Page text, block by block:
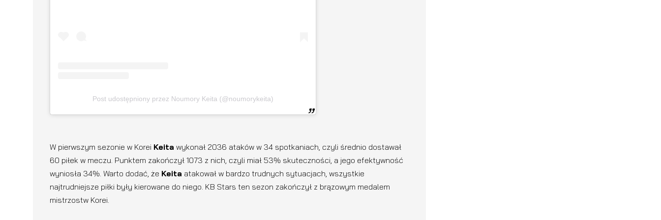
Post udostępniony przez Noumory Keita (@noumorykeita)
W pierwszym sezonie w Korei Keita wykonał 2036 ataków w 34 spotkaniach, czyli średnio dostawał
60 piłek w meczu. Punktem zakończył 1073 z nich, czyli miał 53% skuteczności, a jego efektywność
wyniosła 34%. Warto dodać, że Keita atakował w bardzo trudnych sytuacjach, wszystkie
najtrudniejsze piłki były kierowane do niego. KB Stars ten sezon zakończył z brązowym medalem
mistrzostw Korei.